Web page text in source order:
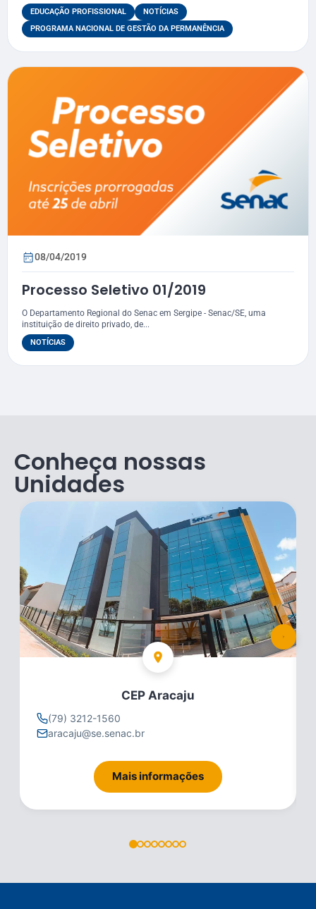
EDUCAÇÃO PROFISSIONAL
NOTÍCIAS
PROGRAMA NACIONAL DE GESTÃO DA PERMANÊNCIA
08/04/2019
Processo Seletivo 01/2019
O Departamento Regional do Senac em Sergipe - Senac/SE, uma
instituição de direito privado, de...
NOTÍCIAS
Conheça nossas
Unidades
CEP Aracaju
(79) 3212-1560
aracaju@se.senac.br
Mais informações